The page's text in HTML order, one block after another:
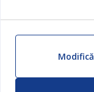
Produse noi
ZILNIC PREȚ MIC
Reclamații
Modifică